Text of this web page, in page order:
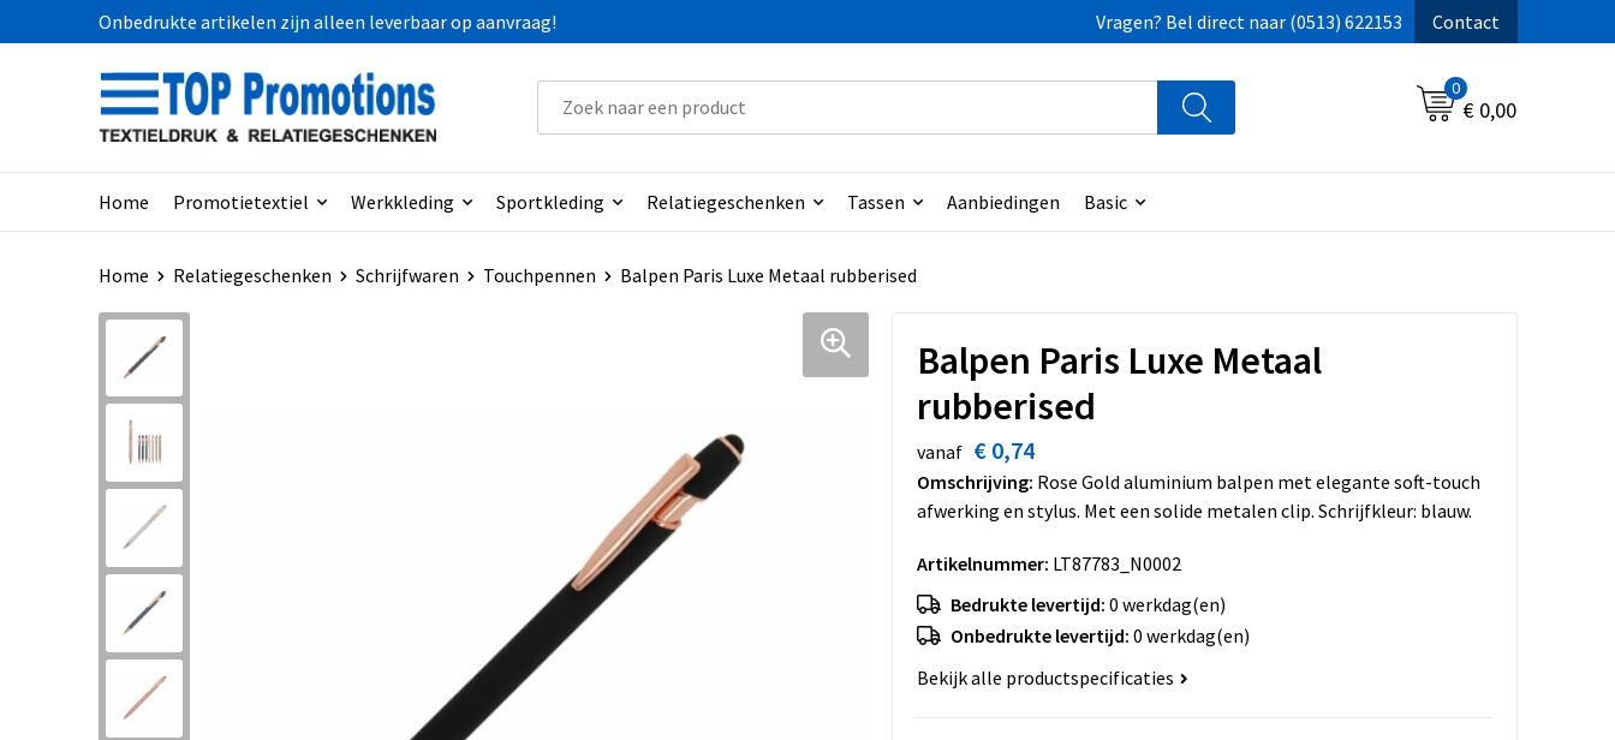
Onbedrukte artikelen zijn alleen leverbaar op aanvraag! Vragen? Bel direct naar (0513) 622153 Contact
0
€ 0,00
Home Promotietextiel Werkkleding Sportkleding Relatiegeschenken Tassen Aanbiedingen Basic
Home Relatiegeschenken Schrijfwaren Touchpennen Balpen Paris Luxe Metaal rubberised
Balpen Paris Luxe Metaal
rubberised
vanaf € 0,74
Omschrijving: Rose Gold aluminium balpen met elegante soft-touch
afwerking en stylus. Met een solide metalen clip. Schrijfkleur: blauw.
Artikelnummer: LT87783_N0002
Bedrukte levertijd: 0 werkdag(en)
Onbedrukte levertijd: 0 werkdag(en)
Bekijk alle productspecificaties